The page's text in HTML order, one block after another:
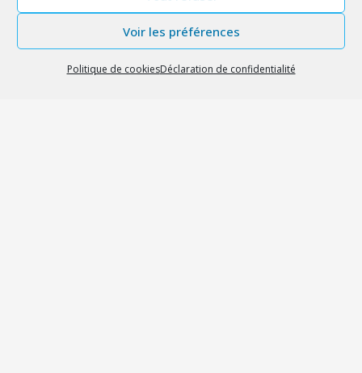
Voir les préférences
Politique de cookiesDéclaration de confidentialité